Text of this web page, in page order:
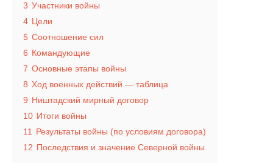
3 Участники войны
4 Цели
5 Соотношение сил
6 Командующие
7 Основные этапы войны
8 Ход военных действий — таблица
9 Ништадский мирный договор
10 Итоги войны
11
Результаты войны (по условиям договора)
12 Последствия и значение Северной войны